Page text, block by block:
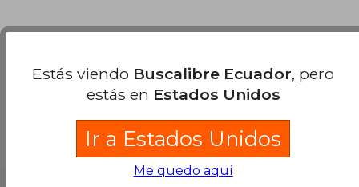
Estás viendo Buscalibre Ecuador, pero
estás en Estados Unidos
Ir a Estados Unidos
Me quedo aquí